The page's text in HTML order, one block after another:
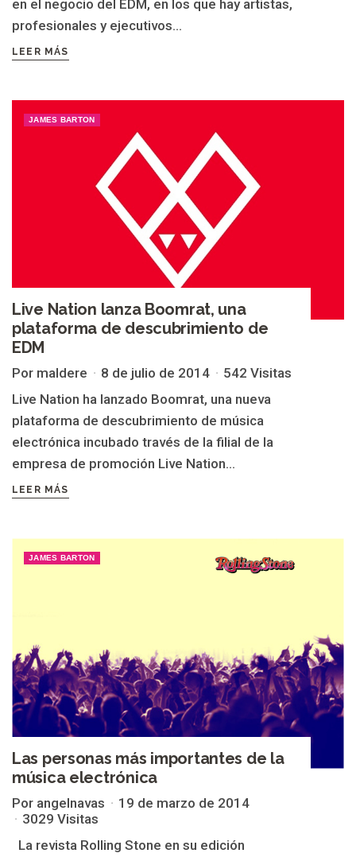
en el negocio del EDM, en los que hay artistas,
profesionales y ejecutivos...
LEER MÁS
JAMES BARTON
Live Nation lanza Boomrat, una
plataforma de descubrimiento de
EDM
Por maldere 8 de julio de 2014
542 Visitas
Live Nation ha lanzado Boomrat, una nueva
plataforma de descubrimiento de música
electrónica incubado través de la filial de la
empresa de promoción Live Nation...
LEER MÁS
JAMES BARTON
Las personas más importantes de la
música electrónica
Por angelnavas
19 de marzo de 2014
3029 Visitas
La revista Rolling Stone en su edición